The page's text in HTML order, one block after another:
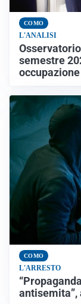
COMO
L'ANALISI
semestre
occupazione
COMO
L'ARRESTO
antisemita”,